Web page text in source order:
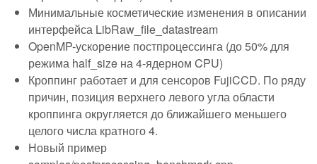
Минимальные косметические изменения в описании
интерфейса LibRaw_file_datastream
OpenMP-ускорение постпроцессинга (до 50% для
режима half_size на 4-ядерном CPU)
Кроппинг работает и для сенсоров FujiCCD. По ряду
причин, позиция верхнего левого угла области
кроппинга округляется до ближайшего меньшего
целого числа кратного 4.
Новый пример